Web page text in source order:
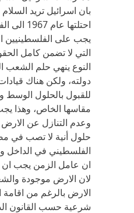
بان اسرائيل تريد
احتلتها
يجب على الفلسطينيين
التي لا تضمن كامل
النوع ينهي حلم الشعب
دولته، ولكن هناك
للقبول بالحلول الوسط
مقاسها الخاص، وهذا
وعدم التنازل عن
حلول أنية لا تصب في
الفلسطيني في الداخل
ان عامل الزمن يجب ان
لان الارض موجودة
الارض بالرغم من اقامة
شرعية حسب القانون